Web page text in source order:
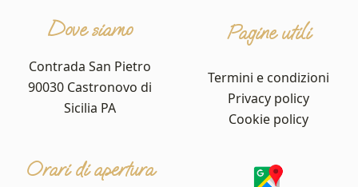
Dove siamo
Contrada San Pietro
90030 Castronovo di
Sicilia PA
Orari di apertura
Pagine utili
Termini e condizioni
Privacy policy
Cookie policy